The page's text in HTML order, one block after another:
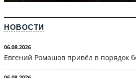
НОВОСТИ
06.08.2026
Евгений Ромашов привёл в порядок